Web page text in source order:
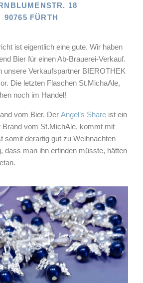
18
90765 FÜRTH
ist eigentlich eine gute. Wir haben
Bier für einen Ab-Brauerei-Verkauf.
unsere Verkaufspartner BIEROTHEK
Die letzten Flaschen St.MichaAle,
noch im Handel!
vom Bier. Der Angel’s Share ist ein
Brand vom St.MichAle, kommt mit
somit derartig gut zu Weihnachten
dass man ihn erfinden müsste, hätten